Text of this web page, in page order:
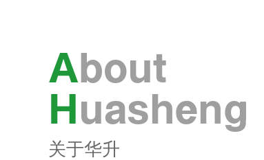
About
Huasheng
关于华升